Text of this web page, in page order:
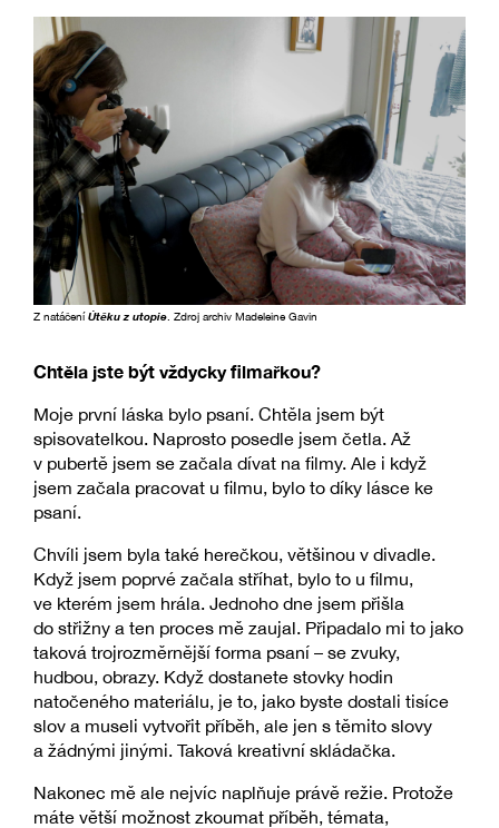
Z natáčeníÚtěku z utopie . Zdroj archiv Madeleine Gavin
Chtěla jste být vždycky filmařkou?
Moje první láska bylo psaní. Chtěla jsem být
spisovatelkou. Naprosto posedle jsem četla. Až
v pubertě jsem se začala dívat na filmy. Ale i když
jsem začala pracovat u filmu, bylo to díky lásce ke
psaní.
Chvíli jsem byla také herečkou, většinou v divadle.
Když jsem poprvé začala stříhat, bylo to u filmu,
ve kterém jsem hrála. Jednoho dne jsem přišla
do střižny a ten proces mě zaujal. Připadalo mi to jako
taková trojrozměrnější forma psaní – se zvuky,
hudbou, obrazy. Když dostanete stovky hodin
natočeného materiálu, je to, jako byste dostali tisíce
slov a museli vytvořit příběh, ale jen s těmito slovy
a žádnými jinými. Taková kreativní skládačka.
Nakonec mě ale nejvíc naplňuje právě režie. Protože
máte větší možnost zkoumat příběh, témata,